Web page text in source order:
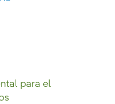
para el